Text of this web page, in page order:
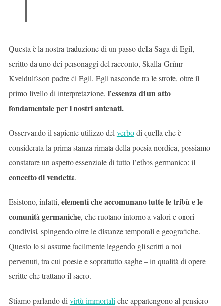
Questa è la nostra traduzione di un passo della Saga di Egil,
scritto da uno dei personaggi del racconto, Skalla-Grímr
Kveldulfsson padre di Egil. Egli nasconde tra le strofe, oltre il
primo livello di interpretazione, l’essenza di un atto
fondamentale per i nostri antenati.
Osservando il sapiente utilizzo del verbodi quella che è
considerata la prima stanza rimata della poesia nordica, possiamo
constatare un aspetto essenziale di tutto l’ethos germanico: il
concetto di vendetta.
Esistono, infatti, elementi che accomunano tutte le tribù e le
comunità germaniche, che ruotano intorno a valori e onori
condivisi, spingendo oltre le distanze temporali e geografiche.
Questo lo si assume facilmente leggendo gli scritti a noi
pervenuti, tra cui poesie e soprattutto saghe – in qualità di opere
scritte che trattano il sacro.
Stiamo parlando di virtù immortali che appartengono al pensiero